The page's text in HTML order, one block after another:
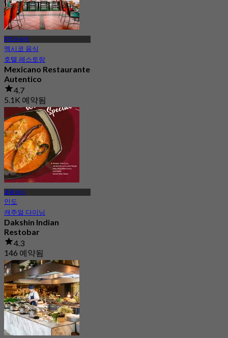
BTS 아속역
멕시코 음식
호텔 레스토랑
Mexicano Restaurante
Autentico
4.7
5.1K 예약됨
에서฿ 666
클롱 떼이
인도
캐주얼 다이닝
Dakshin Indian
Restobar
4.3
146 예약됨
에서฿ 530